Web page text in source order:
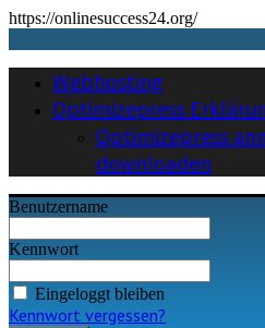
https://onlinesuccess24.org/
Webhosting
Optimizepress
Optimizepress
downloaden
Benutzername
Kennwort
Eingeloggt bleiben
Kennwort vergessen?